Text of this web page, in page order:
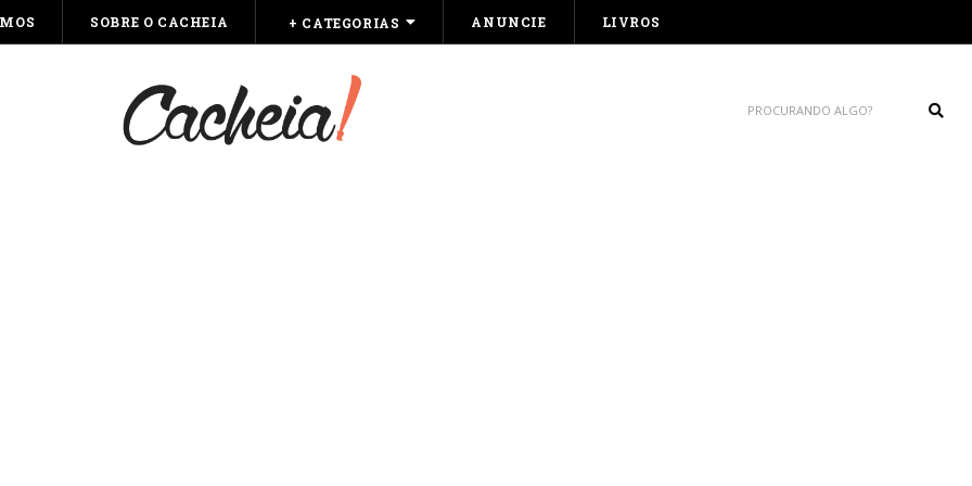
SOBRE O CACHEIA + CATEGORIAS ANUNCIE LIVROS